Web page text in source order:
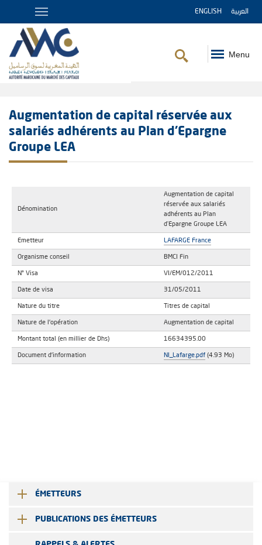
ENGLISH العربية
Menu
Augmentation de capital réservée aux
salariés adhérents au Plan d’Epargne
Groupe LEA
Dénomination
Augmentation de capital
réservée aux salariés
adhérents au Plan
d’Epargne Groupe LEA
Emetteur LAFARGE France
Organisme conseil BMCI Fin
N° Visa VI/EM/012/2011
Date de visa 31/05/2011
Nature du titre Titres de capital
Nature de l'opération Augmentation de capital
Montant total (en millier de Dhs) 16634395.00
Document d'information NI_Lafarge.pdf (4.93 Mo)
ÉMETTEURS
PUBLICATIONS DES ÉMETTEURS